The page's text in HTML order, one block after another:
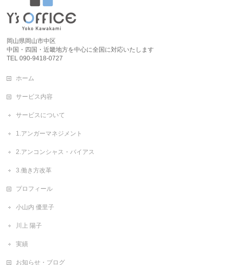
岡山県岡山市中区
中国・四国・近畿地方を中心に全国に対応いたします
TEL 090-9418-0727
ホーム
サービス内容
サービスについて
1.アンガーマネジメント
2.アンコンシャス・バイアス
3.働き方改革
プロフィール
小山内 優里子
川上 陽子
実績
お知らせ・ブログ